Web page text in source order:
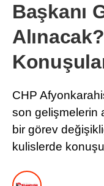
ASAYİŞ
POLİTİKA
SPOR
EĞİTİM
İLÇE
Başkanı
CHP
son gelişmelerin
bir görev
kulislerde